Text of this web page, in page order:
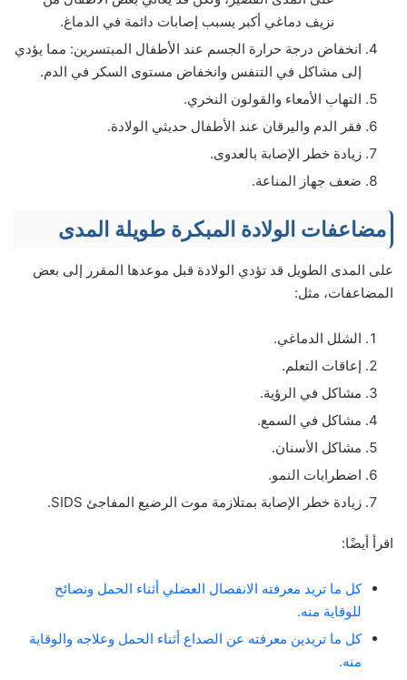
نزيف دماغي أكبر يسبب إصابات دائمة في الدماغ.
انخفاض درجة حرارة الجسم عند الأطفال المبتسرين: مما يؤدي
إلى مشاكل في التنفس وانخفاض مستوى السكر في الدم.
التهاب الأمعاء والقولون النخري.
فقر الدم واليرقان عند الأطفال حديثي الولادة.
زيادة خطر الإصابة بالعدوى.
ضعف جهاز المناعة.
مضاعفات الولادة المبكرة طويلة المدى
على المدى الطويل قد تؤدي الولادة قبل موعدها المقرر إلى بعض
المضاعفات، مثل:
الشلل الدماغي.
إعاقات التعلم.
مشاكل في الرؤية.
مشاكل في السمع.
مشاكل الأسنان.
اضطرابات النمو.
زيادة خطر الإصابة بمتلازمة موت الرضيع المفاجئ SIDS.
اقرأ أيضًا:
كل ما تريد معرفته الانفصال العضلي أثناء الحمل ونصائح
للوقاية منه.
كل ما تريدين معرفته عن الصداع أثناء الحمل وعلاجه والوقاية
منه.